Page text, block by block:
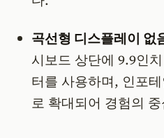
곡선형 디스플레이 없
시보드 상단에 9.9인
터를 사용하며, 인포
로 확대되어 경험의